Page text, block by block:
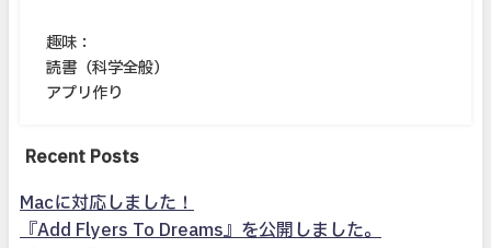
趣味：
読書（科学全般）
アプリ作り
Recent Posts
Macに対応しました！
『Add Flyers To Dreams』を公開しました。